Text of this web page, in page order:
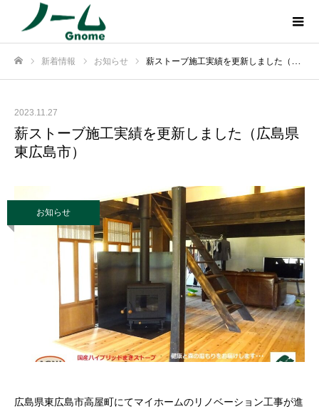
新着情報 お知らせ 薪ストーブ施工実績を更新しました（広島県東広島市）
2023.11.27
薪ストーブ施工実績を更新しました（広島県
東広島市）
お知らせ
広島県東広島市高屋町にてマイホームのリノベーション工事が進